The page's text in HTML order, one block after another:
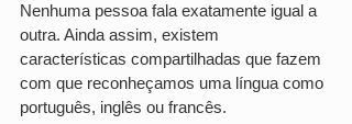
Nenhuma pessoa fala exatamente igual a
outra. Ainda assim, existem
características compartilhadas que fazem
com que reconheçamos uma língua como
português, inglês ou francês.